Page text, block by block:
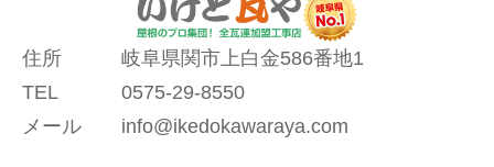
住所
岐阜県関市上白金586番地1
TEL
0575-29-8550
メール
info@ikedokawaraya.com